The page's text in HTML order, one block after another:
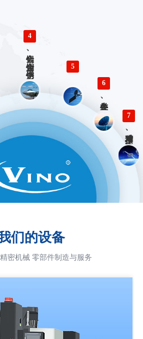
4
铝合金、铜合金、不锈钢、钛合金零件精密加工 5
6
各类生产、检验工装设计与制造
7
精准对接、快速响应 优势服务
们的设备
密机械 零部件制造与服务